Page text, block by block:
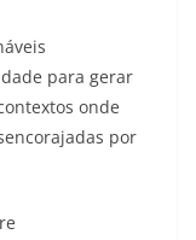
para gerar
onde
por